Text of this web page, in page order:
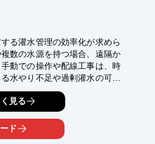
る灌水管理の効率化が求めら
数の水源を持つ場合、遠隔か
動での操作や配線工事は、時
水やり不足や過剰灌水の可能
KSシリーズ ワイヤレス防水リ
性能により、圃場内の離れた
現します。
見る
ド